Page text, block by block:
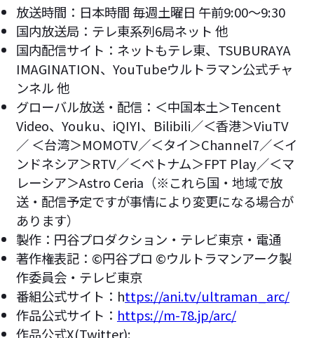
放送時間：日本時間 毎週土曜日 午前9:00～9:30
国内放送局：テレ東系列6局ネット 他
国内配信サイト：ネットもテレ東、TSUBURAYA
IMAGINATION、YouTubeウルトラマン公式チャ
ンネル 他
グローバル放送・配信：＜中国本土＞Tencent
Video、Youku、iQIYI、Bilibili／＜香港＞ViuTV
／ ＜台湾＞MOMOTV／＜タイ＞Channel7／＜イ
ンドネシア＞RTV／＜ベトナム＞FPT Play／＜マ
レーシア＞Astro Ceria（※これら国・地域で放
送・配信予定ですが事情により変更になる場合が
あります）
製作：円谷プロダクション・テレビ東京・電通
著作権表記：©円谷プロ ©ウルトラマンアーク製
作委員会・テレビ東京
番組公式サイト：https://ani.tv/ultraman_arc/
作品公式サイト： https://m-78.jp/arc/
作品公式X(Twitter):